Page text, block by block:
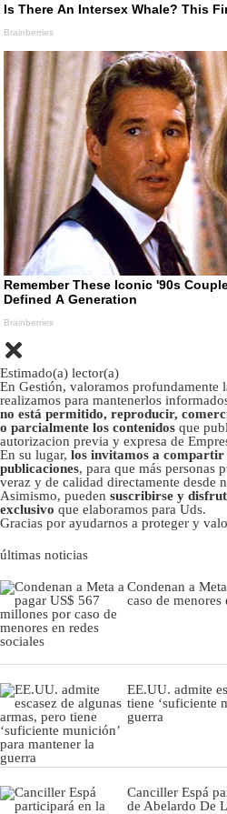
Estimado(a) lector(a)
En Gestión, valoramos profundamente
realizamos para mantenerlos
no está permitido, reproducir,
o parcialmente los contenidos que
autorizacion previa y expresa de
En su lugar, los invitamos a compartir
publicaciones, para que más personas
veraz y de calidad directamente desde
Asimismo, pueden suscribirse y
exclusivo que elaboramos para Uds.
Gracias por ayudarnos a proteger y
últimas noticias
Condenan a
caso de menores
EE.UU. admite
tiene ‘suficiente
guerra
Canciller Espá
de Abelardo De